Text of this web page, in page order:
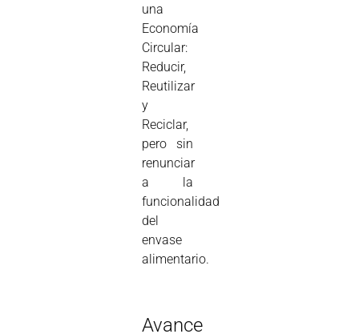
una
Economía
Circular:
Reducir,
Reutilizar
y
Reciclar,
pero sin
renunciar
a la
funcionalidad
del
envase
alimentario.
Avance